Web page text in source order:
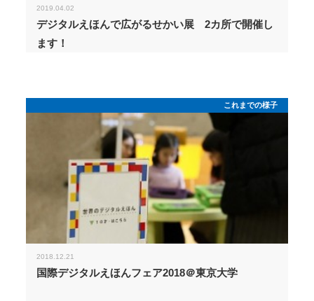
2019.04.02
デジタルえほんで広がるせかい展 2カ所で開催し
ます！
これまでの様子
2018.12.21
国際デジタルえほんフェア2018＠東京大学